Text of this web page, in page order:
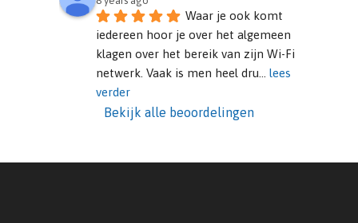
Waar je ook komt
iedereen hoor je over het algemeen
klagen over het bereik van zijn Wi-Fi
netwerk. Vaak is men heel dru
lees
verder
Bekijk alle beoordelingen